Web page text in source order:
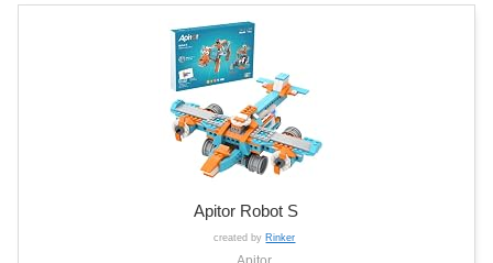
Apitor Robot S
created by Rinker